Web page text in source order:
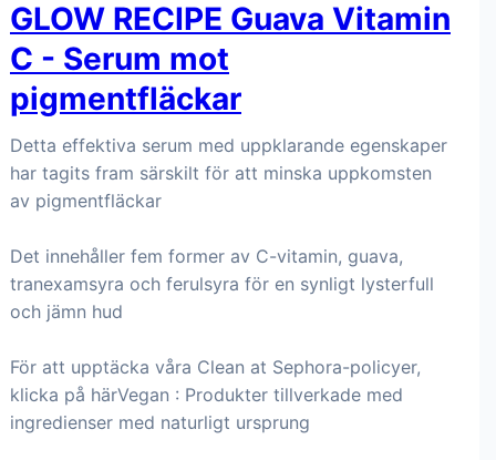
GLOW RECIPE Guava Vitamin
C - Serum mot
pigmentfläckar
Detta effektiva serum med uppklarande egenskaper
har tagits fram särskilt för att minska uppkomsten
av pigmentfläckar
Det innehåller fem former av C-vitamin, guava,
tranexamsyra och ferulsyra för en synligt lysterfull
och jämn hud
För att upptäcka våra Clean at Sephora-policyer,
klicka på härVegan : Produkter tillverkade med
ingredienser med naturligt ursprung